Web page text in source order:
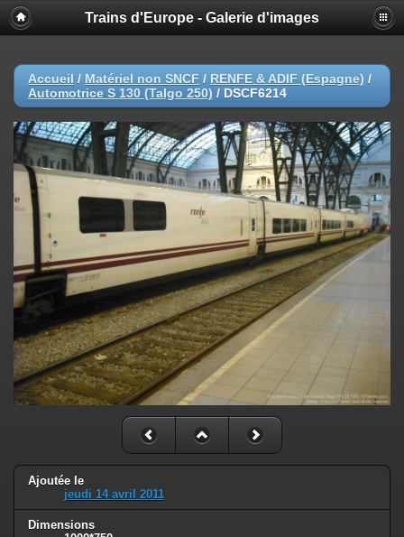
Trains d'Europe - Galerie d'images
Accueil / Matériel non SNCF / RENFE & ADIF (Espagne) /
Automotrice S 130 (Talgo 250) / DSCF6214
Ajoutée le
jeudi 14 avril 2011
Dimensions